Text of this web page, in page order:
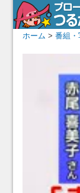
ホーム > 番組・